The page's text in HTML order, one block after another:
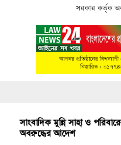
সরকার কর্তৃক
সাংবাদিক মুন্নি সাহা ও
অবরুদ্ধের আদেশ